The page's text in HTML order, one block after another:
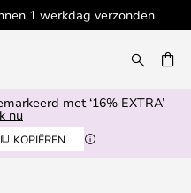
1 werkdag verzonden
met ‘16% EXTRA’
nu
KOPIËREN